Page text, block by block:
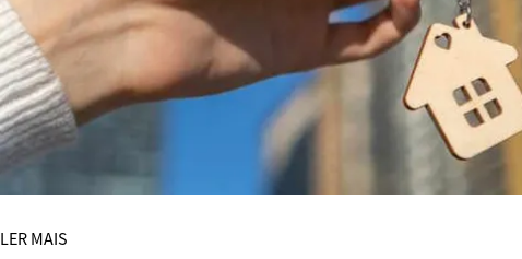
LER MAIS